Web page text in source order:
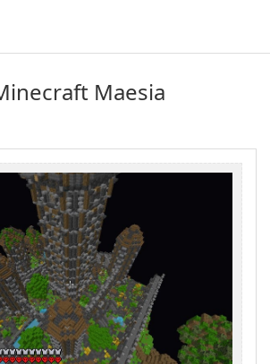
Maesia